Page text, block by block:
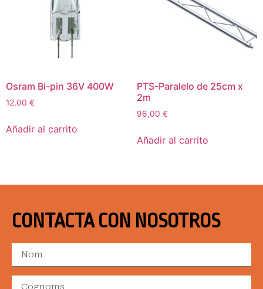
Osram Bi-pin 36V 400W
12,00 €
Añadir al carrito
PTS-Paralelo de 25cm x
2m
96,00 €
Añadir al carrito
CONTACTA CON NOSOTROS